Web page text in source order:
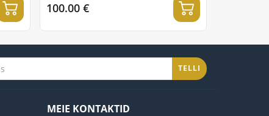
100.00 €
TELLI
MEIE KONTAKTID